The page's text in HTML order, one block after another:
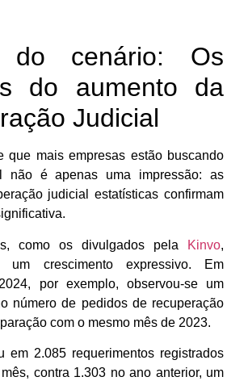
do cenário: Os
do aumento da
Judicial
que mais empresas estão buscando
não é apenas uma impressão: as
judicial estatísticas confirmam
como os divulgados pela Kinvo,
um crescimento expressivo. Em
por exemplo, observou-se um
número de pedidos de recuperação
com o mesmo mês de 2023.
em 2.085 requerimentos registrados
contra 1.303 no ano anterior, um